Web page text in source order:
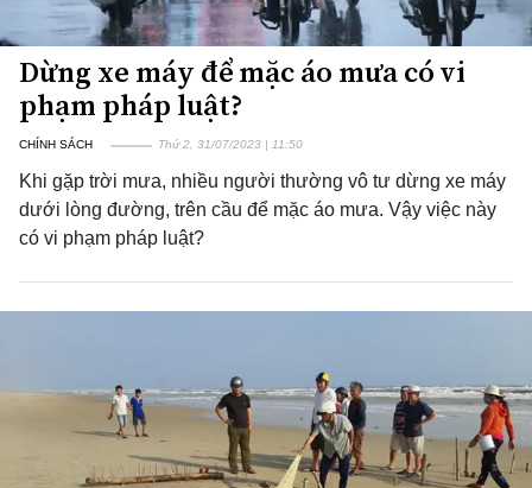
Dừng xe máy để mặc áo mưa có vi
phạm pháp luật?
CHÍNH SÁCH Thứ 2, 31/07/2023 | 11:50
Khi gặp trời mưa, nhiều người thường vô tư dừng xe máy
dưới lòng đường, trên cầu để mặc áo mưa. Vậy việc này
có vi phạm pháp luật?